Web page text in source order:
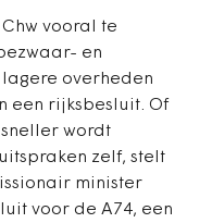
vooral te
en
overheden
een rijksbesluit. Of
wordt
zelf, stelt
minister
voor de A74, een